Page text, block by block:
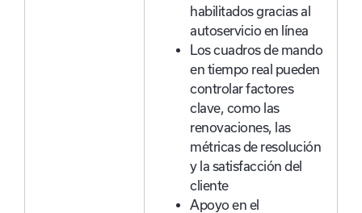
habilitados gracias al
autoservicio en línea
Los cuadros de mando
en tiempo real pueden
controlar factores
clave, como las
renovaciones, las
métricas de resolución
y la satisfacción del
cliente
Apoyo en el